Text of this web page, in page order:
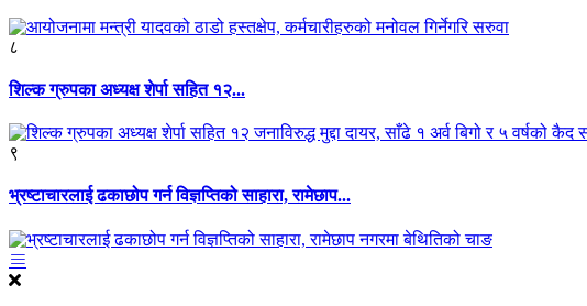
८
शिल्क ग्रुपका अध्यक्ष शेर्पा सहित १२...
९
भ्रष्टाचारलाई ढकाछोप गर्न विज्ञप्तिको साहारा, रामेछाप...